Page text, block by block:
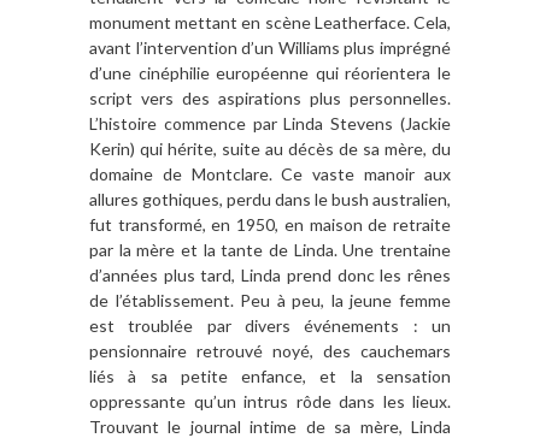
monument mettant en scène Leatherface. Cela,
avant l’intervention d’un Williams plus imprégné
d’une cinéphilie européenne qui réorientera le
script vers des aspirations plus personnelles.
L’histoire commence par Linda Stevens (Jackie
Kerin) qui hérite, suite au décès de sa mère, du
domaine de Montclare. Ce vaste manoir aux
allures gothiques, perdu dans le bush australien,
fut transformé, en 1950, en maison de retraite
par la mère et la tante de Linda. Une trentaine
d’années plus tard, Linda prend donc les rênes
de l’établissement. Peu à peu, la jeune femme
est troublée par divers événements : un
pensionnaire retrouvé noyé, des cauchemars
liés à sa petite enfance, et la sensation
oppressante qu’un intrus rôde dans les lieux.
Trouvant le journal intime de sa mère, Linda